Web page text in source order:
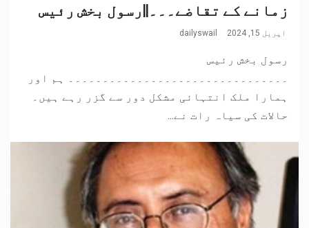
زمانے کے تقاضے۔۔۔||رسول بخش رئیس
اپریل 15, 2024 dailyswail
رسول بخش رئیس
۔۔۔۔۔۔۔۔۔۔۔۔۔۔۔۔۔۔۔۔۔۔۔۔۔۔۔۔۔۔۔۔ ہم اور
ہمارا ملک انتہائی مشکل دور سے گزر رہے ہیں۔
حالات کی سیاہ رات نے...